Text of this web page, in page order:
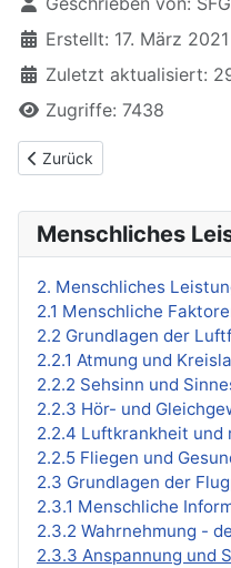
Erstellt: 17. März 2021
Zuletzt aktualisiert:
Zugriffe: 7438
Vorheriger Beitrag: 2.3.2
Zurück
Menschliches
2. Menschliches
2.1 Menschliche
2.2.1 Atmung und
2.2.2 Sehsinn und
2.2.3 Hör- und
2.2.4 Luftkrankheit und
2.2.5 Fliegen und
2.3 Grundlagen der
2.3.1 Menschliche
2.3.2 Wahrnehmung -
2.3.3 Anspannung und